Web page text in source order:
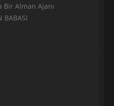
Bir Alman Ajanı
BABASI